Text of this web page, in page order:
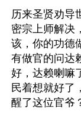
历来圣贤劝导
密宗上师解决
该，你的功德
有做官的问达
好，达赖喇嘛
民着想就好了
醒了这位官爷